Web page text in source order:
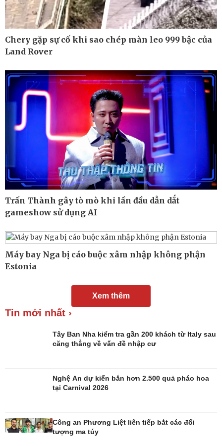
Công nghệ
Sành điệu
Tin Công nghệ
Sức khỏe
Dinh dưỡng - món ngon
Cây thuốc
Sản phụ khoa
Nhi khoa
Nam khoa
Làm đẹp - giảm cân
Phòng mạch online
Ăn sạch sống khỏe
Nhà đẹp
Tình yêu - Gia đình
Văn học
Chery gặp sự cố khi sao chép màn leo 999 bậc của
Land Rover
Trấn Thành gây tò mò khi lần đầu dẫn dắt
gameshow sử dụng AI
Máy bay Nga bị cáo buộc xâm nhập không phận
Estonia
Xem thêm
Tin mới nhất ›
Tây Ban Nha kiểm tra gần 200 khách từ Italy sau
căng thẳng về vấn đề nhập cư
Nghệ An dự kiến bắn hơn 2.500 quả pháo hoa
tại Carnival 2026
Công an Phương Liệt liên tiếp bắt các đối
tượng ma túy